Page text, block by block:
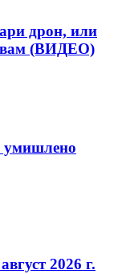
дрон, или
(ВИДЕО)
умишлено
2026 г.